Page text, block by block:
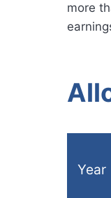
more
Year